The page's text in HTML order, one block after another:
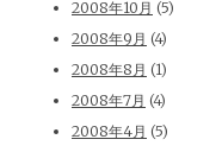
2008年10月 (5)
2008年9月 (4)
2008年8月 (1)
2008年7月 (4)
2008年4月 (5)